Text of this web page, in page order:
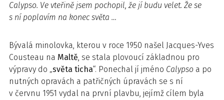
Calypso. Ve vteřině jsem pochopil, že jí budu velet. Že se
s ní poplavím na konec světa …
Bývalá minolovka, kterou v roce 1950 našel Jacques-Yves
Cousteau na Maltě, se stala plovoucí základnou pro
výpravy do „světa ticha“. Ponechal jí jméno Calypso a po
nutných opravách a patřičných úpravách se s ní
v červnu 1951 vydal na první plavbu, jejímž cílem byla